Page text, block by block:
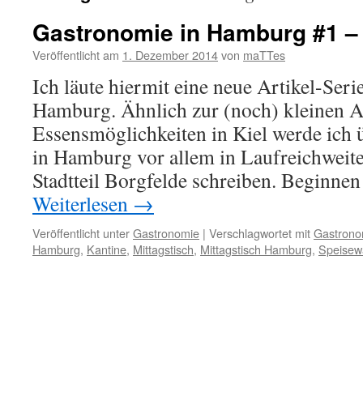
Gastronomie in Hamburg #1
Veröffentlicht am 1. Dezember 2014von maTTes
Ich läute hiermit eine neue Artikel-
Hamburg. Ähnlich zur (noch) kleinen
Essensmöglichkeiten in Kiel werde
in Hamburg vor allem in
Stadtteil Borgfelde schreiben.
Weiterlesen →
Veröffentlicht unterGastronomie | Verschlagwortet mit
Hamburg, Kantine, Mittagstisch, Mittagstisch Hamburg,